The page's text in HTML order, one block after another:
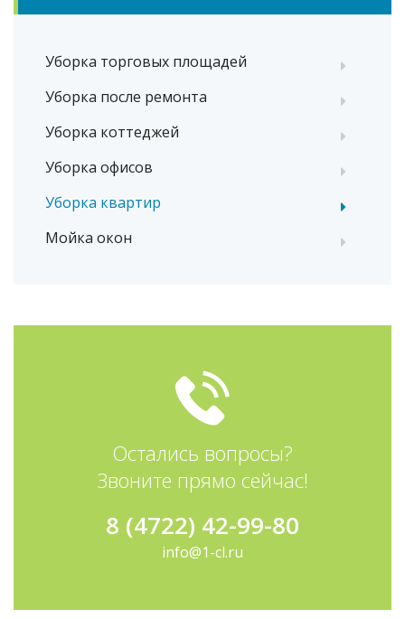
Уборка торговых площадей
Уборка после ремонта
Уборка коттеджей
Уборка офисов
Уборка квартир
Мойка окон
Остались вопросы?
Звоните прямо сейчас!
8 (4722) 42-99-80
info@1-cl.ru